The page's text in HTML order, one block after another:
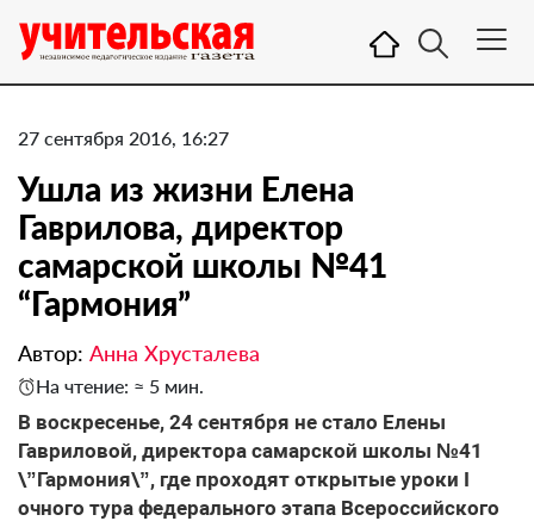
27 сентября 2016, 16:27
Ушла из жизни Елена
Гаврилова, директор
самарской школы №41
“Гармония”
Автор: Анна Хрусталева
На чтение: ≈ 5 мин.
В воскресенье, 24 сентября не стало Елены
Гавриловой, директора самарской школы №41
\”Гармония\”, где проходят открытые уроки I
очного тура федерального этапа Всероссийского